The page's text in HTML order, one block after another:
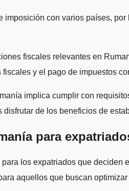
con varios países,
fiscales relevantes en
y el pago de impuestos
implica cumplir con
de los beneficios de
para
los expatriados que
aquellos que buscan